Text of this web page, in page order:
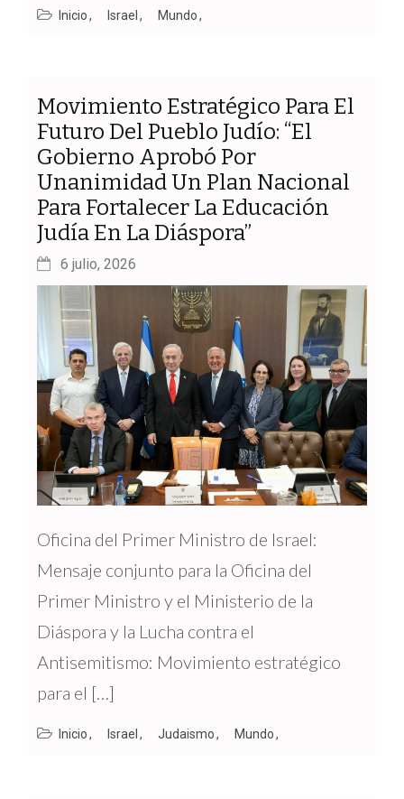
Inicio Israel Mundo
Movimiento Estratégico Para El
Futuro Del Pueblo Judío: “El
Gobierno Aprobó Por
Unanimidad Un Plan Nacional
Para Fortalecer La Educación
Judía En La Diáspora”
6 julio, 2026
Oficina del Primer Ministro de Israel:
Mensaje conjunto para la Oficina del
Primer Ministro y el Ministerio de la
Diáspora y la Lucha contra el
Antisemitismo: Movimiento estratégico
para el […]
Inicio Israel Judaismo Mundo